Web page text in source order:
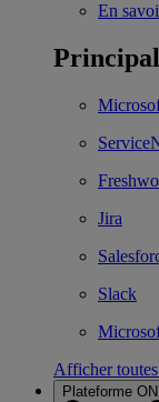
En
Jira
Slack
Afficher
Plateforme